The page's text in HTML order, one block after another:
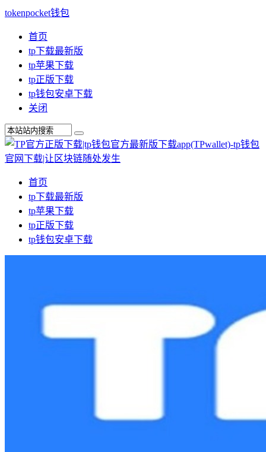
tokenpocket钱包
首页
tp下载最新版
tp苹果下载
tp正版下载
tp钱包安卓下载
关闭
首页
tp下载最新版
tp苹果下载
tp正版下载
tp钱包安卓下载